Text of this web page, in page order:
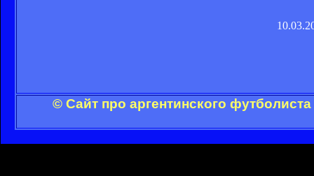
© Сайт про аргентинского